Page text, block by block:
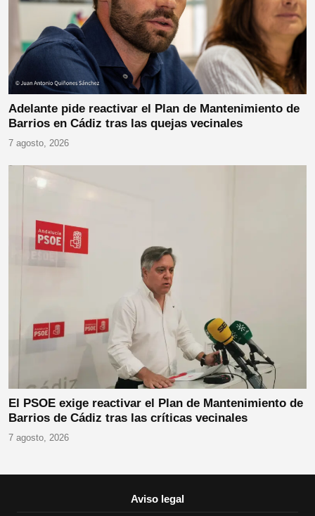
Adelante pide reactivar el Plan de Mantenimiento de
Barrios en Cádiz tras las quejas vecinales
7 agosto, 2026
El PSOE exige reactivar el Plan de Mantenimiento de
Barrios de Cádiz tras las críticas vecinales
7 agosto, 2026
Aviso legal